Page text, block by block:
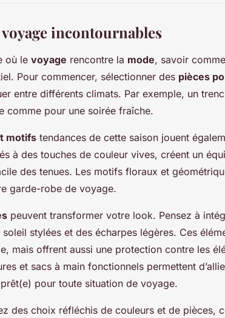
voyage incontournables
où le voyage rencontre la mode, savoir
Pour commencer, sélectionner des pièces
entre différents climats. Par exemple, un
comme pour une soirée fraîche.
motifs tendances de cette saison jouent
à des touches de couleur vives, créent un
des tenues. Les motifs floraux et
garde-robe de voyage.
peuvent transformer votre look. Pensez à
stylées et des écharpes légères. Ces
mais offrent aussi une protection contre les
et sacs à main fonctionnels permettent
prêt(e) pour toute situation de voyage.
des choix réfléchis de couleurs et de pièces,